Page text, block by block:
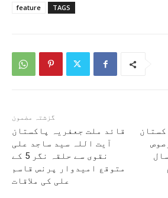
TAGS
feature
گزشتہ مضمون
قائد ملت جعفریہ پاکستان
آیت اللہ سید ساجد علی
نقوی سے حلقہ نگر 5 کے
متوقع امیدوار پرنس قاسم
علی کی ملاقات